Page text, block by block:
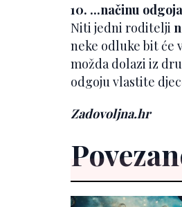
10. ...načinu
Niti jedni roditelji
neke odluke bit će
možda dolazi iz
odgoju vlastite
Zadovoljna.hr